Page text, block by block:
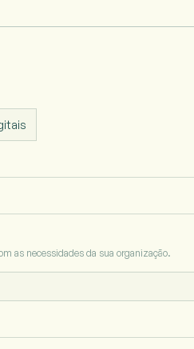
as necessidades da sua organização.